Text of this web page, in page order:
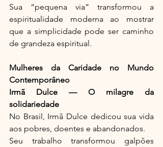
Sua “pequena via” transformou a
espiritualidade moderna ao mostrar
que a simplicidade pode ser caminho
de grandeza espiritual.
Mulheres da Caridade no Mundo
Contemporâneo
Irmã Dulce — O milagre da
solidariedade
No Brasil, Irmã Dulce dedicou sua vida
aos pobres, doentes e abandonados.
Seu trabalho transformou galpões